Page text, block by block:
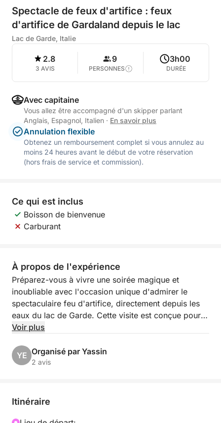
Spectacle de feux d'artifice : feux
d'artifice de Gardaland depuis le lac
Lac de Garde, Italie
2.8
3 AVIS
9
PERSONNES
3h00
DURÉE
Avec capitaine
Vous allez être accompagné d'un skipper parlant
Anglais, Espagnol, Italien · En savoir plus
Annulation flexible
Obtenez un remboursement complet si vous annulez au
moins 24 heures avant le début de votre réservation
(hors frais de service et commission).
Ce qui est inclus
Boisson de bienvenue
Carburant
À propos de l'expérience
Préparez-vous à vivre une soirée magique et
inoubliable avec l'occasion unique d'admirer le
spectaculaire feu d'artifice, directement depuis les
eaux du lac de Garde. Cette visite est conçue pour
vous offrir un point de vue privilégié et exclusif, loin
scintillements et des couleurs qui illumineront le ciel.
Laissez-vous envelopper par l'atmosphère festive,
Voir plus
YE Organisé par Yassin
2 avis
Itinéraire